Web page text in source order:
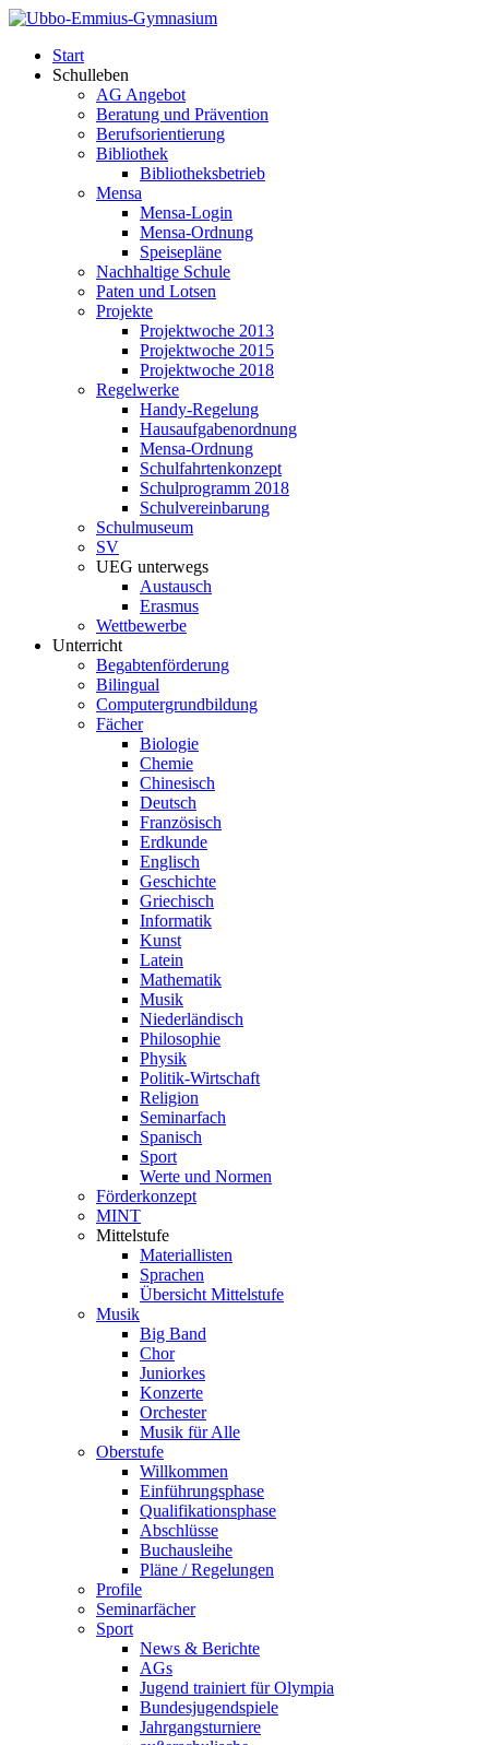
Start
Schulleben
AG Angebot
Beratung und Prävention
Berufsorientierung
Bibliothek
Bibliotheksbetrieb
Mensa
Mensa-Login
Mensa-Ordnung
Speisepläne
Nachhaltige Schule
Paten und Lotsen
Projekte
Projektwoche 2013
Projektwoche 2015
Projektwoche 2018
Regelwerke
Handy-Regelung
Hausaufgabenordnung
Mensa-Ordnung
Schulfahrtenkonzept
Schulprogramm 2018
Schulvereinbarung
Schulmuseum
SV
UEG unterwegs
Austausch
Erasmus
Wettbewerbe
Unterricht
Begabtenförderung
Bilingual
Computergrundbildung
Fächer
Biologie
Chemie
Chinesisch
Deutsch
Französisch
Erdkunde
Englisch
Geschichte
Griechisch
Informatik
Kunst
Latein
Mathematik
Musik
Niederländisch
Philosophie
Physik
Politik-Wirtschaft
Religion
Seminarfach
Spanisch
Sport
Werte und Normen
Förderkonzept
MINT
Mittelstufe
Materiallisten
Sprachen
Übersicht Mittelstufe
Musik
Big Band
Chor
Juniorkes
Konzerte
Orchester
Musik für Alle
Oberstufe
Willkommen
Einführungsphase
Qualifikationsphase
Abschlüsse
Buchausleihe
Pläne / Regelungen
Profile
Seminarfächer
Sport
News & Berichte
AGs
Jugend trainiert für Olympia
Bundesjugendspiele
Jahrgangsturniere